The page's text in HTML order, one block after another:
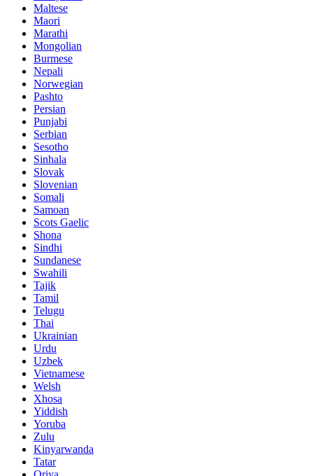
Maltese
Maori
Marathi
Mongolian
Burmese
Nepali
Norwegian
Pashto
Persian
Punjabi
Serbian
Sesotho
Sinhala
Slovak
Slovenian
Somali
Samoan
Scots Gaelic
Shona
Sindhi
Sundanese
Swahili
Tajik
Tamil
Telugu
Thai
Ukrainian
Urdu
Uzbek
Vietnamese
Welsh
Xhosa
Yiddish
Yoruba
Zulu
Kinyarwanda
Tatar